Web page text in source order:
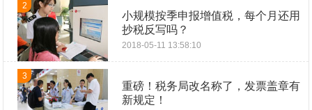
2
小规模按季申报增值税，每个月还用
抄税反写吗？
2018-05-11 13:58:10
3
重磅！税务局改名称了，发票盖章有
新规定！